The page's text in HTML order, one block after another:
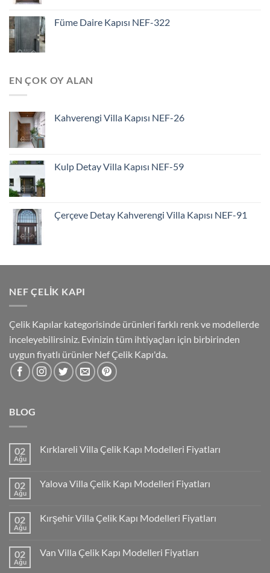
Füme Daire Kapısı NEF-322
EN ÇOK OY ALAN
Kahverengi Villa Kapısı NEF-26
Kulp Detay Villa Kapısı NEF-59
Çerçeve Detay Kahverengi Villa Kapısı NEF-91
NEF ÇELIK KAPI
Çelik Kapılar kategorisinde ürünleri farklı renk ve modellerde
inceleyebilirsiniz. Evinizin tüm ihtiyaçları için birbirinden
uygun fiyatlı ürünler Nef Çelik Kapı'da.
BLOG
02
Ağu
Kırklareli Villa Çelik Kapı Modelleri Fiyatları
02
Ağu
Yalova Villa Çelik Kapı Modelleri Fiyatları
02
Ağu
Kırşehir Villa Çelik Kapı Modelleri Fiyatları
02
Ağu
Van Villa Çelik Kapı Modelleri Fiyatları